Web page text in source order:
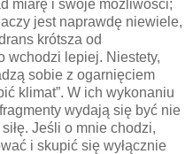
miarę i swoje możliwości;
jest naprawdę niewiele,
krótsza od
wchodzi lepiej. Niestety,
sobie z ogarnięciem
klimat”. W ich wykonaniu
wydają się być nie
Jeśli o mnie chodzi,
i skupić się wyłącznie